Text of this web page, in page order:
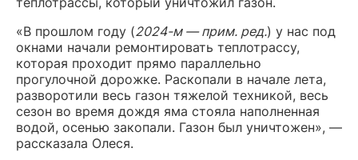
«В прошлом году (2024-м — прим. ред.) у нас под
окнами начали ремонтировать теплотрассу,
которая проходит прямо параллельно
прогулочной дорожке. Раскопали в начале лета,
разворотили весь газон тяжелой техникой, весь
сезон во время дождя яма стояла наполненная
водой, осенью закопали. Газон был уничтожен», —
рассказала Олеся.